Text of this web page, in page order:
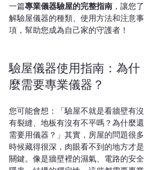
一篇專業儀器驗屋的完整指南 ，讓您了
解驗屋儀器的種類、使用方法和注意事
項，幫助您成為自己家的守護者！
驗屋儀器使用指南：為什
麼需要專業儀器？
您可能會想：「驗屋不就是看牆壁有沒
有裂縫、地板有沒有不平嗎？為什麼還
需要用儀器？」其實，房屋的問題很多
時候藏得很深，肉眼看不到的地方才是
關鍵。像是牆壁裡的濕氣、電路的安全